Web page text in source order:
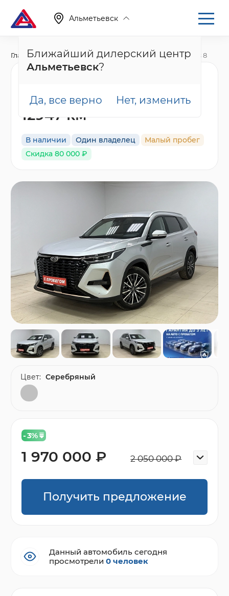
Альметьевск
Ближайший дилерский центр
Альметьевск?
Да, все верно Нет, изменить
Главная Каталог Автомобили с пробегом X-Cross 8
2024 года, пробег
12947 км
В наличии Один владелец
Малый пробег
Скидка 80 000 ₽
- 3%
2 050 000 ₽
1 970 000 ₽
Получить предложение
Цвет: Серебряный
Данный автомобиль сегодня
просмотрели0 человек